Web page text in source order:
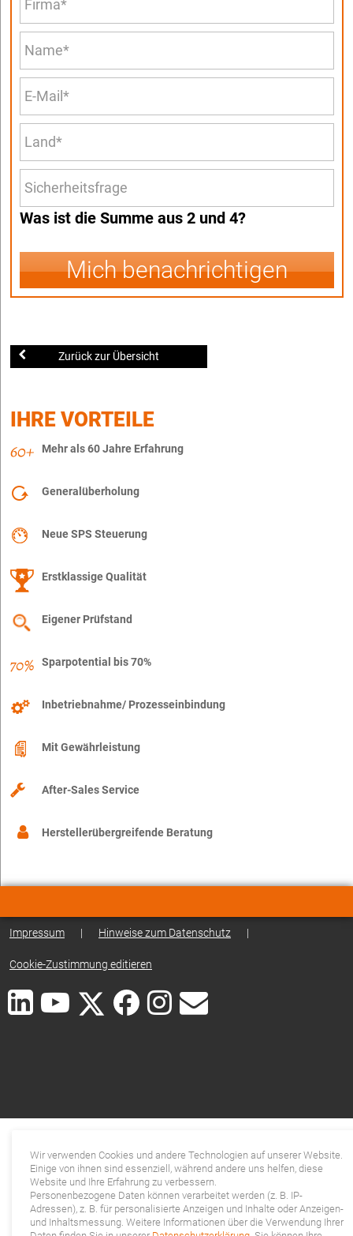
Was ist die Summe aus 2 und 4?
Mich benachrichtigen
Zurück zur Übersicht
IHRE VORTEILE
Mehr als 60 Jahre Erfahrung
Generalüberholung
Neue SPS Steuerung
Erstklassige Qualität
Eigener Prüfstand
Sparpotential bis 70%
Inbetriebnahme/ Prozesseinbindung
Mit Gewährleistung
After-Sales Service
Herstellerübergreifende Beratung
Impressum | Hinweise zum Datenschutz |
Cookie-Zustimmung editieren
Wir verwenden Cookies und andere Technologien auf unserer Website.
Einige von ihnen sind essenziell, während andere uns helfen, diese
Website und Ihre Erfahrung zu verbessern.
Personenbezogene Daten können verarbeitet werden (z. B. IP-
Adressen), z. B. für personalisierte Anzeigen und Inhalte oder Anzeigen-
und Inhaltsmessung. Weitere Informationen über die Verwendung Ihrer